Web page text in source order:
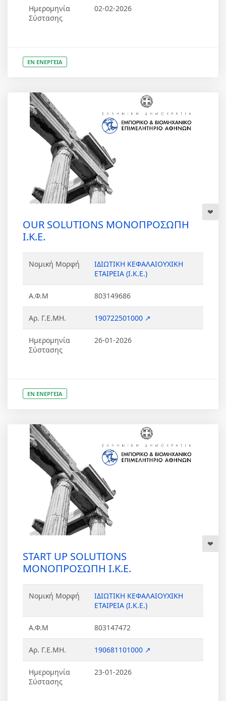
Ημερομηνία
Σύστασης
02-02-2026
ΕΝ ΕΝΕΡΓΕΙΑ
OUR SOLUTIONS ΜΟΝΟΠΡΟΣΩΠΗ
Ι.Κ.Ε.
Νομική Μορφή
ΙΔΙΩΤΙΚΗ ΚΕΦΑΛΑΙΟΥΧΙΚΗ
ΕΤΑΙΡΕΙΑ (Ι.Κ.Ε.)
Α.Φ.Μ 803149686
Αρ. Γ.Ε.ΜΗ. 190722501000 ↗
Ημερομηνία
Σύστασης
26-01-2026
ΕΝ ΕΝΕΡΓΕΙΑ
START UP SOLUTIONS
ΜΟΝΟΠΡΟΣΩΠΗ Ι.Κ.Ε.
Νομική Μορφή
ΙΔΙΩΤΙΚΗ ΚΕΦΑΛΑΙΟΥΧΙΚΗ
ΕΤΑΙΡΕΙΑ (Ι.Κ.Ε.)
Α.Φ.Μ 803147472
Αρ. Γ.Ε.ΜΗ. 190681101000 ↗
Ημερομηνία
Σύστασης
23-01-2026